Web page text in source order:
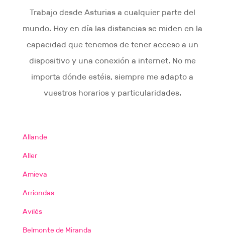
Trabajo desde Asturias a cualquier parte del
mundo. Hoy en día las distancias se miden en la
capacidad que tenemos de tener acceso a un
dispositivo y una conexión a internet. No me
importa dónde estéis, siempre me adapto a
vuestros horarios y particularidades.
Allande
Aller
Amieva
Arriondas
Avilés
Belmonte de Miranda